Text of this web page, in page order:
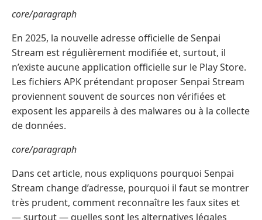
core/paragraph
En 2025, la nouvelle adresse officielle de Senpai
Stream est régulièrement modifiée et, surtout, il
n’existe aucune application officielle sur le Play Store.
Les fichiers APK prétendant proposer Senpai Stream
proviennent souvent de sources non vérifiées et
exposent les appareils à des malwares ou à la collecte
de données.
core/paragraph
Dans cet article, nous expliquons pourquoi Senpai
Stream change d’adresse, pourquoi il faut se montrer
très prudent, comment reconnaître les faux sites et
— surtout — quelles sont les alternatives légales